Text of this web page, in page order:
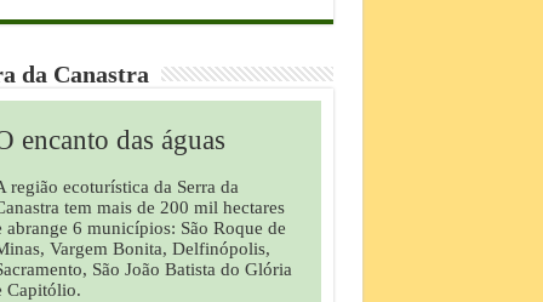
da Canastra
encanto das águas
região ecoturística da Serra da
tem mais de 200 mil hectares
abrange 6 municípios: São Roque de
Vargem Bonita, Delfinópolis,
São João Batista do Glória
Capitólio.